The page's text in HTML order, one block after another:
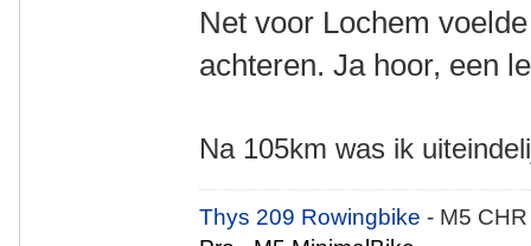
Net voor Lochem
achteren. Ja hoor, een
Na 105km was ik
Thys 209 Rowingbike- M5